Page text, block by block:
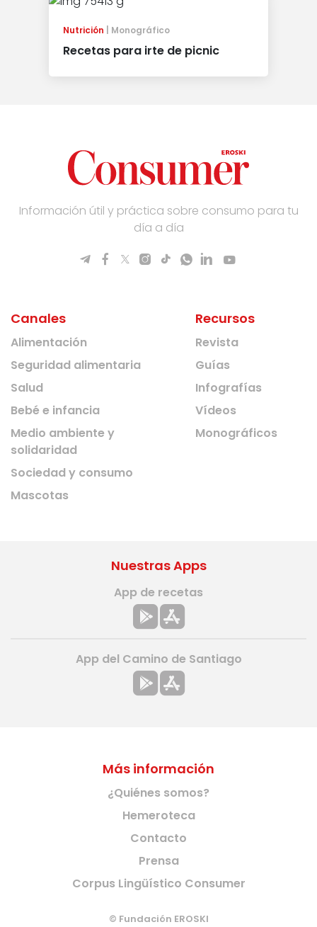
Nutrición Monográfico
Recetas para irte de picnic
Información útil y práctica sobre consumo para tu
día a día
Canales
Alimentación
Seguridad alimentaria
Salud
Bebé e infancia
Medio ambiente y
solidaridad
Sociedad y consumo
Mascotas
Recursos
Revista
Guías
Infografías
Vídeos
Monográficos
Más información
¿Quiénes somos?
Hemeroteca
Contacto
Prensa
Corpus Lingüístico Consumer
Nuestras Apps
App de recetas
App del Camino de Santiago
© Fundación EROSKI